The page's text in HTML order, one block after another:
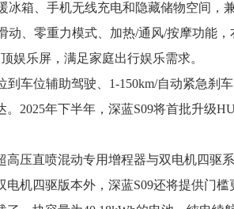
冰箱、手机无线充电和隐藏储物空间，
动、零重力模式、加热/通风/按摩功能
娱乐屏，满足家庭出行娱乐需求。
车位辅助驾驶、1-150km/自动紧急刹
2025年下半年，深蓝S09将首批升级
压直喷混动专用增程器与双电机四驱
电机四驱版本外，深蓝S09还将提供门槛